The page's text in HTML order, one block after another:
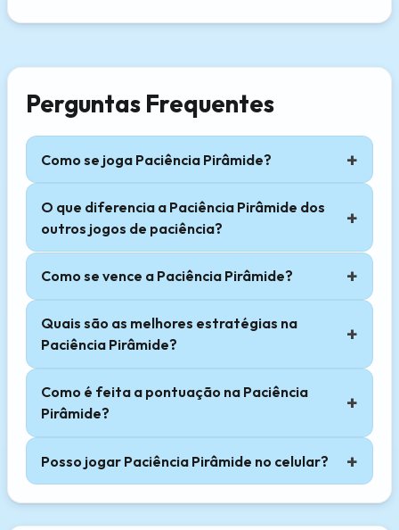
Perguntas Frequentes
Como se joga Paciência Pirâmide?
O que diferencia a Paciência Pirâmide dos
outros jogos de paciência?
Como se vence a Paciência Pirâmide?
Quais são as melhores estratégias na
Paciência Pirâmide?
Como é feita a pontuação na Paciência
Pirâmide?
Posso jogar Paciência Pirâmide no celular?